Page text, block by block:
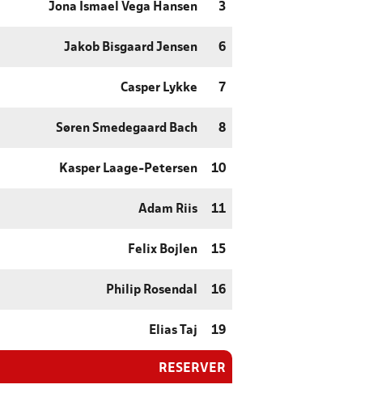
Jona Ismael Vega Hansen 3
Jakob Bisgaard Jensen 6
Casper Lykke 7
Søren Smedegaard Bach 8
Kasper Laage-Petersen 10
Adam Riis 11
Felix Bojlen 15
Philip Rosendal 16
Elias Taj 19
RESERVER